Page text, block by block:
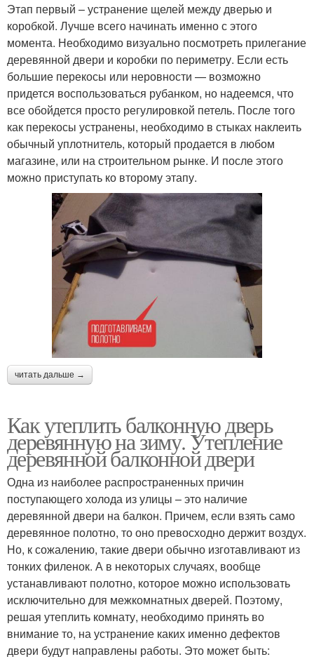
Этап первый – устранение щелей между дверью и
коробкой. Лучше всего начинать именно с этого
момента. Необходимо визуально посмотреть прилегание
деревянной двери и коробки по периметру. Если есть
большие перекосы или неровности — возможно
придется воспользоваться рубанком, но надеемся, что
все обойдется просто регулировкой петель. После того
как перекосы устранены, необходимо в стыках наклеить
обычный уплотнитель, который продается в любом
магазине, или на строительном рынке. И после этого
можно приступать ко второму этапу.
читать дальше →
Как утеплить балконную дверь
деревянную на зиму. Утепление
деревянной балконной двери
Одна из наиболее распространенных причин
поступающего холода из улицы – это наличие
деревянной двери на балкон. Причем, если взять само
деревянное полотно, то оно превосходно держит воздух.
Но, к сожалению, такие двери обычно изготавливают из
тонких филенок. А в некоторых случаях, вообще
устанавливают полотно, которое можно использовать
исключительно для межкомнатных дверей. Поэтому,
решая утеплить комнату, необходимо принять во
внимание то, на устранение каких именно дефектов
двери будут направлены работы. Это может быть: